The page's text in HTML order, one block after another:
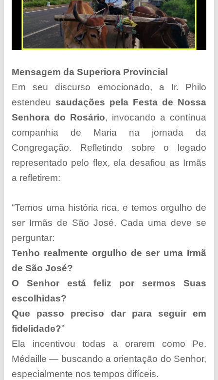
Mensagem da Superiora Provincial
Em seu discurso emocionado, a Ir. Philo
estendeu saudações pela Festa de Nossa
Senhora do Rosário, invocando a contínua
companhia de Maria na jornada da
Congregação. Refletindo sobre o legado
representado pelo flex, ela desafiou as Irmãs
a refletirem:
“Temos uma história rica, e temos orgulho de
ser Irmãs de São José. Cada uma deve se
perguntar:
Tenho realmente orgulho de ser uma Irmã
de São José?
O Senhor está feliz por sermos Suas
escolhidas?
Que passo preciso dar para seguir em
fidelidade?”
Ela incentivou todas a orarem como Pe.
Médaille — buscando a orientação do Senhor,
especialmente nos tempos difíceis.